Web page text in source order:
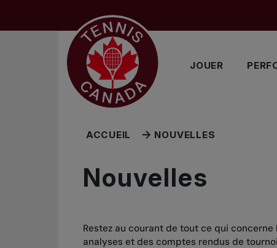
JOUER
ACCUEIL NOUVELLES
Nouvelles
Restez au courant de tout ce qui
analyses et des comptes rendus de